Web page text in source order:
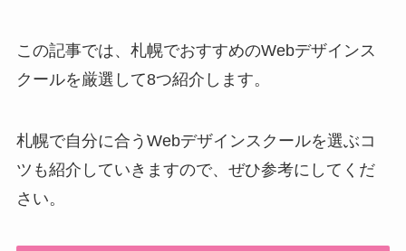
この記事では、札幌でおすすめのWebデザインス
クールを厳選して8つ紹介します。
札幌で自分に合うWebデザインスクールを選ぶコ
ツも紹介していきますので、ぜひ参考にしてくだ
さい。